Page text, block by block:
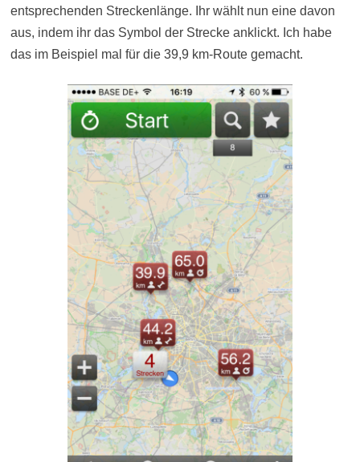
entsprechenden Streckenlänge. Ihr wählt nun eine davon
aus, indem ihr das Symbol der Strecke anklickt. Ich habe
das im Beispiel mal für die 39,9 km-Route gemacht.